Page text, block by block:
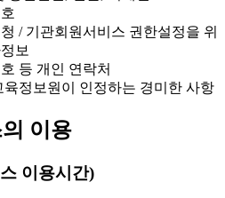
/ 기관회원서비스 권한설정을 위
보
등 개인 연락처
정보원이 인정하는 경미한 사항
이용
이용시간)